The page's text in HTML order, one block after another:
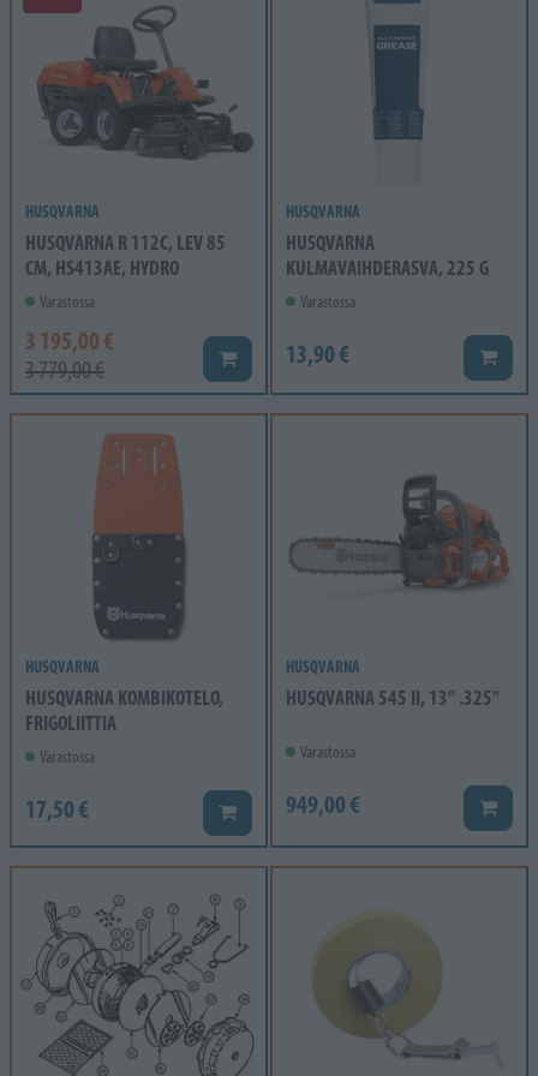
HUSQVARNA
HUSQVARNA R 112C, LEV 85
CM, HS413AE, HYDRO
Varastossa
3 195,00 €
3 779,00 € Lisää koriin
HUSQVARNA
HUSQVARNA
KULMAVAIHDERASVA, 225 G
Varastossa
13,90 € Lisää
HUSQVARNA
HUSQVARNA KOMBIKOTELO,
FRIGOLIITTIA
Varastossa
17,50 € Lisää koriin
HUSQVARNA
HUSQVARNA 545 II, 13" .325"
Varastossa
949,00 € Lisää